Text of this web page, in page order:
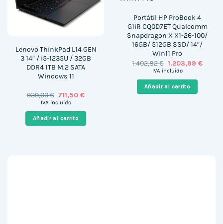
Lenovo ThinkPad L14 GEN
3 14″ / i5-1235U / 32GB
DDR4 1TB M.2 SATA
Windows 11
939,00€ El
precio
era:
939,00 €.
711,50€El
es:
711,50 €.
IVA incluido
Añadir al carrito
Portátil HP ProBook 4
G1iR CQ0D7ET Qualcomm
Snapdragon X X1-26-100/
16GB/ 512GB SSD/ 14″/
Win11 Pro
1.402,82€ El
precio
era:
1.402,82 €.
1.203,99 €El
IVA incluido
Añadir al carrito